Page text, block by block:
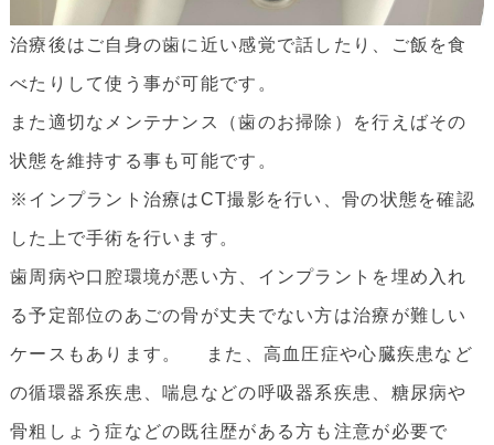
治療後はご自身の歯に近い感覚で話したり、ご飯を食
べたりして使う事が可能です。
また適切なメンテナンス（歯のお掃除）を行えばその
状態を維持する事も可能です。
※インプラント治療はCT撮影を行い、骨の状態を確認
した上で手術を行います。
歯周病や口腔環境が悪い方、インプラントを埋め入れ
る予定部位のあごの骨が丈夫でない方は治療が難しい
ケースもあります。 また、高血圧症や心臓疾患など
の循環器系疾患、喘息などの呼吸器系疾患、糖尿病や
骨粗しょう症などの既往歴がある方も注意が必要で